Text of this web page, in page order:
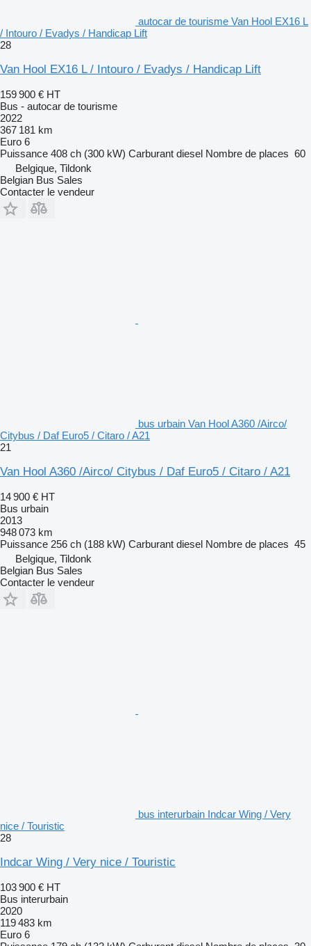
autocar de tourisme Van Hool EX16 L
/ Intouro / Evadys / Handicap Lift
28
Van Hool EX16 L / Intouro / Evadys / Handicap Lift
159 900 € HT
Bus - autocar de tourisme
2022
367 181 km
Euro 6
Puissance 408 ch (300 kW) Carburant diesel Nombre de places 60
Belgique, Tildonk
Belgian Bus Sales
Contacter le vendeur
bus urbain Van Hool A360 /Airco/
Citybus / Daf Euro5 / Citaro / A21
21
Van Hool A360 /Airco/ Citybus / Daf Euro5 / Citaro / A21
14 900 € HT
Bus urbain
2013
948 073 km
Puissance 256 ch (188 kW) Carburant diesel Nombre de places 45
Belgique, Tildonk
Belgian Bus Sales
Contacter le vendeur
bus interurbain Indcar Wing / Very
nice / Touristic
28
Indcar Wing / Very nice / Touristic
103 900 € HT
Bus interurbain
2020
119 483 km
Euro 6